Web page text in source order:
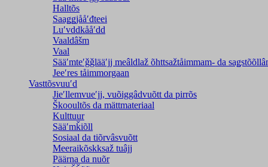
Halltõs
Saaǥǥjååʹđteei
Luʹvddkååʹdd
Vaaldâšm
Vaal
Sääʹmteʹǧǧlääʹjj meâldlaž õhttsažtåimmam- da
Jeeʹres tåimmorgaan
Vasttõsvuuʹd
Jieʹllemvueʹjj, vuõiggâdvuõtt da pirrõs
Škooultõs da mättmateriaal
Kulttuur
Sääʹmǩiõll
Sosiaal da tiõrvâsvuõtt
Meeraikõskksaž tuâjj
Päärna da nuõr